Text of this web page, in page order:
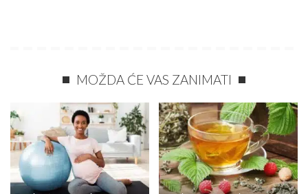
MOŽDA ĆE VAS ZANIMATI